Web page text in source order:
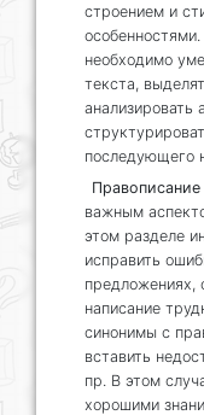
строением и
необходимо
текста,
анализировать
последующего
Правописание
важным
этом разделе
исправить
предложениях,
написание
синонимы с
вставить
пр. В этом
хорошими